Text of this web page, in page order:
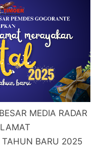
MEDIA RADAR
TAHUN BARU 2025